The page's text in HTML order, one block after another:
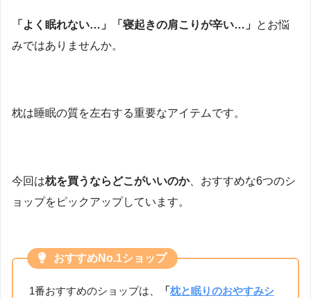
「よく眠れない…」「寝起きの肩こりが辛い…」
とお悩
みではありませんか。
枕は睡眠の質を左右する重要なアイテムです。
今回は枕を買うならどこがいいのか、おすすめな6つのシ
ョップをピックアップしています。
おすすめNo.1ショップ
1番おすすめのショップは、 「枕と眠りのおやすみシ